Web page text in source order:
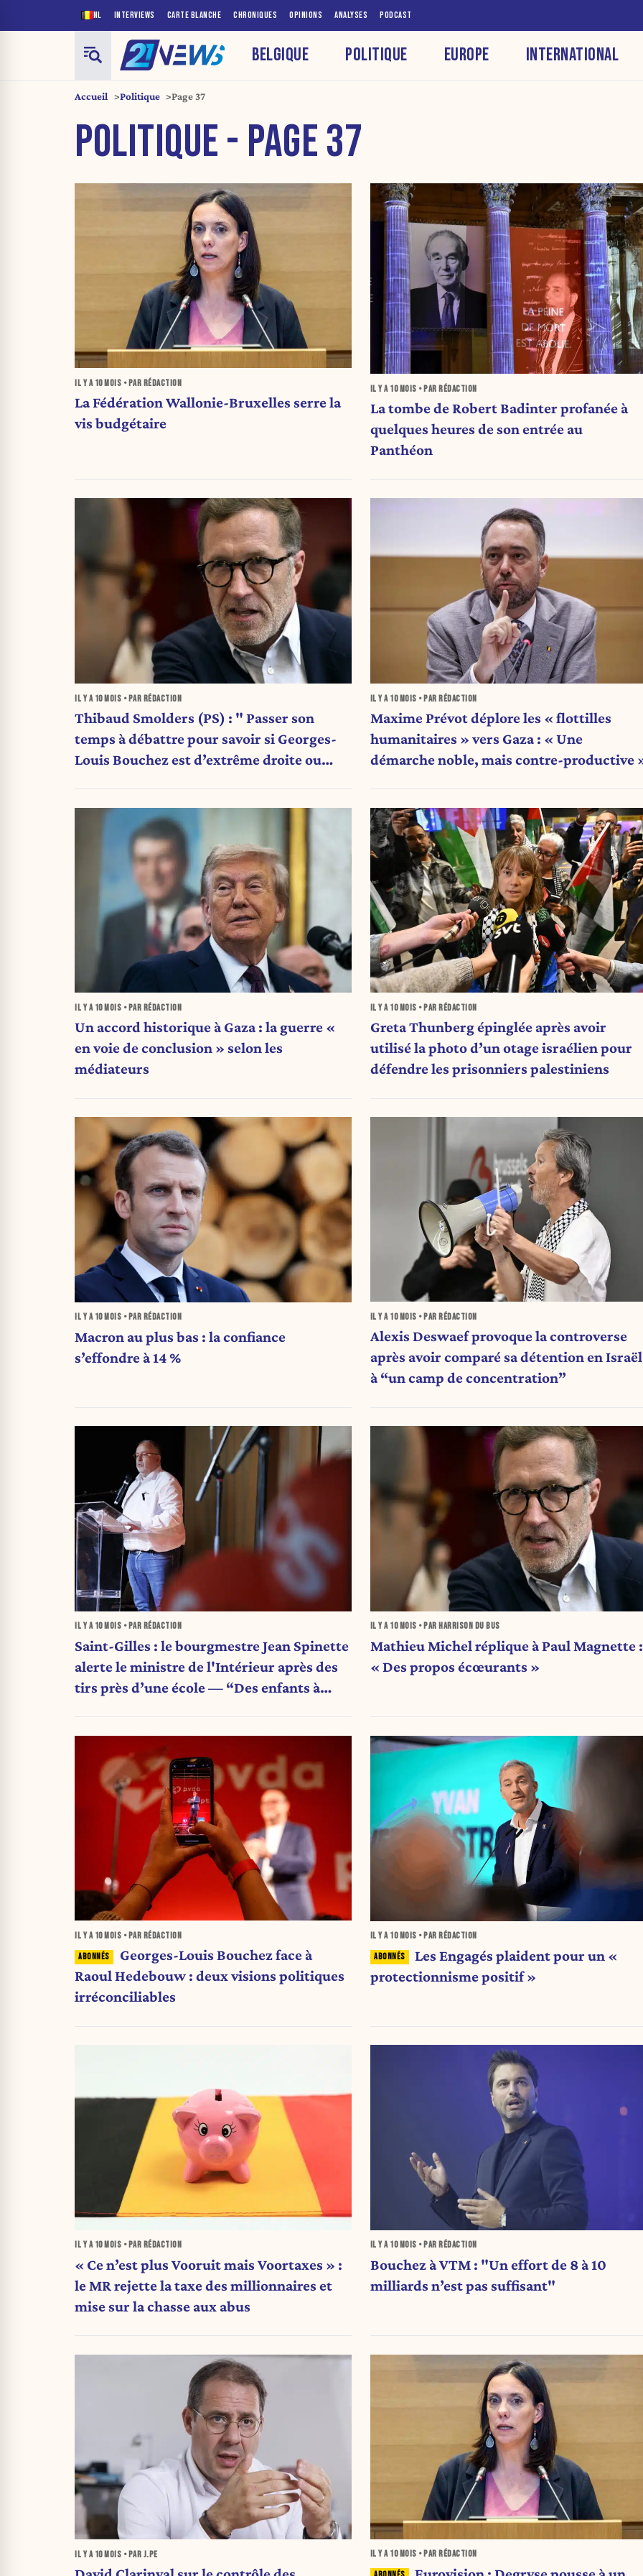
NL INTERVIEWS CARTE BLANCHE CHRONIQUES OPINIONS ANALYSES PODCAST
BELGIQUE POLITIQUE EUROPE INTERNATIONAL
Accueil Politique Page 37
POLITIQUE - PAGE 37
IL Y A 10 MOIS • PAR RÉDACTION
La Fédération Wallonie-Bruxelles serre la
vis budgétaire
IL Y A 10 MOIS • PAR RÉDACTION
La tombe de Robert Badinter profanée à
quelques heures de son entrée au
Panthéon
IL Y A 10 MOIS • PAR RÉDACTION
Thibaud Smolders (PS) : " Passer son
temps à débattre pour savoir si Georges-
Louis Bouchez est d’extrême droite ou
IL Y A 10 MOIS • PAR RÉDACTION
Maxime Prévot déplore les « flottilles
humanitaires » vers Gaza : « Une
démarche noble, mais contre-productive
IL Y A 10 MOIS • PAR RÉDACTION
Un accord historique à Gaza : la guerre «
en voie de conclusion » selon les
médiateurs
IL Y A 10 MOIS • PAR RÉDACTION
Greta Thunberg épinglée après avoir
utilisé la photo d’un otage israélien pour
défendre les prisonniers palestiniens
IL Y A 10 MOIS • PAR RÉDACTION
Macron au plus bas : la confiance
s’effondre à 14 %
IL Y A 10 MOIS • PAR RÉDACTION
Alexis Deswaef provoque la controverse
après avoir comparé sa détention en Israël
à “un camp de concentration”
IL Y A 10 MOIS • PAR RÉDACTION
Saint-Gilles : le bourgmestre Jean Spinette
alerte le ministre de l'Intérieur après des
tirs près d’une école — “Des enfants à
IL Y A 10 MOIS • PAR HARRISON DU BUS
Mathieu Michel réplique à Paul Magnette :
« Des propos écœurants »
IL Y A 10 MOIS • PAR RÉDACTION
Georges-Louis Bouchez face à
Raoul Hedebouw : deux visions politiques
irréconciliables
IL Y A 10 MOIS • PAR RÉDACTION
Les Engagés plaident pour un «
protectionnisme positif »
IL Y A 10 MOIS • PAR RÉDACTION
« Ce n’est plus Vooruit mais Voortaxes » :
le MR rejette la taxe des millionnaires et
mise sur la chasse aux abus
IL Y A 10 MOIS • PAR RÉDACTION
Bouchez à VTM : "Un effort de 8 à 10
milliards n’est pas suffisant"
IL Y A 10 MOIS • PAR J.PE IL Y A 10 MOIS • PAR RÉDACTION